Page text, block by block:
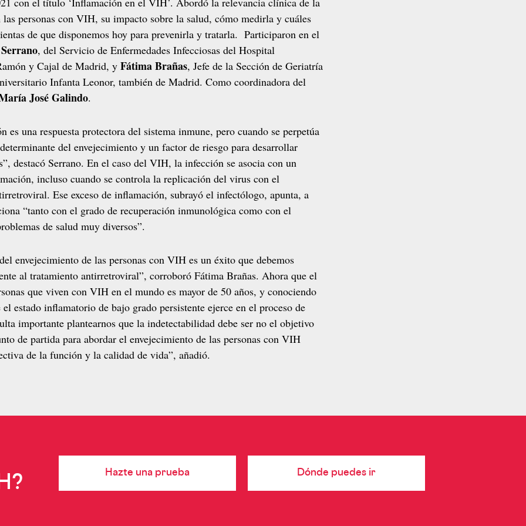
ginecológicas
VIH
VIH?
migrantes con VIH
con VIH
VIH
con VIH
mayores con VIH
el VIH
combinada
personas con VIH, su impacto sobre la salud, cómo medirla y cuáles
de que disponemos hoy para prevenirla y tratarla. Participaron en el
, del Servicio de Enfermedades Infecciosas del Hospital
y Cajal de Madrid, y Fátima Brañas, Jefe de la Sección de Geriatría
Infanta Leonor, también de Madrid. Como coordinadora del
José Galindo.
es una respuesta protectora del sistema inmune, pero cuando se perpetúa
del envejecimiento y un factor de riesgo para desarrollar
destacó Serrano. En el caso del VIH, la infección se asocia con un
incluso cuando se controla la replicación del virus con el
Ese exceso de inflamación, subrayó el infectólogo, apunta, a
“tanto con el grado de recuperación inmunológica como con el
de salud muy diversos”.
envejecimiento de las personas con VIH es un éxito que debemos
al tratamiento antirretroviral”, corroboró Fátima Brañas. Ahora que el
que viven con VIH en el mundo es mayor de 50 años, y conociendo
estado inflamatorio de bajo grado persistente ejerce en el proceso de
importante plantearnos que la indetectabilidad debe ser no el objetivo
de partida para abordar el envejecimiento de las personas con VIH
de la función y la calidad de vida”, añadió.
Hazte una prueba Dónde puedes ir